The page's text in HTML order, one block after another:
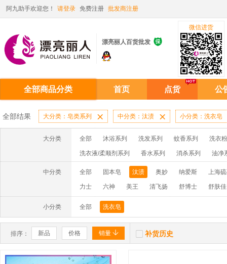
阿九助手欢迎您！ 请登录 免费注册 批发商注册
漂亮丽人百货批发 
微信进货
全部商品分类 首页 点货 公
全部结果 大分类：皂类系列  中分类：汰渍  小分类：洗衣皂
大分类 全部 沐浴系列 洗发系列 蚊香系列 洗衣
洗衣液/柔顺剂系列 香水系列 消杀系列 油净
啫喱膏/水系列 厨房油污系列 玻璃/地板/清洁系
牙膏系列 牙刷系列 固发定型系列 染发系列
洗洁精系列 保健品系列 雨伞系列家用帆布洗洁
中分类 全部 固本皂 汰渍 奥妙 纳爱斯 上海
力士 六神 美王 清飞扬 舒博士 舒肤佳
小分类 全部 洗衣皂
排序： 新品 价格 销量   补货历史